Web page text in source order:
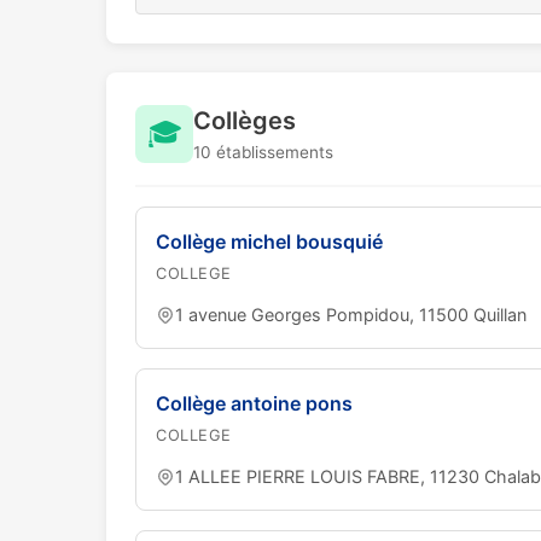
🎓 Collèges
10 établissements
Collège michel bousquié
COLLEGE
1 avenue Georges Pompidou, 11500 Quillan
Collège antoine pons
COLLEGE
1 ALLEE PIERRE LOUIS FABRE, 11230